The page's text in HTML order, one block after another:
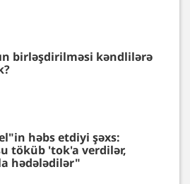
birləşdirilməsi kəndlilərə
həbs etdiyi şəxs:
töküb 'tok'a verdilər,
hədələdilər"